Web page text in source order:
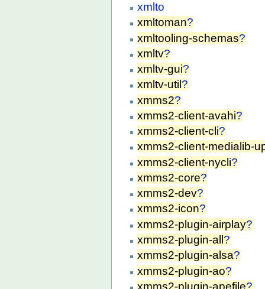
xmlto
xmltoman?
xmltooling-schemas?
xmltv?
xmltv-gui?
xmltv-util ?
xmms2?
xmms2-client-avahi?
xmms2-client-cli?
xmms2-client-medialib-
xmms2-client-nycli?
xmms2-core?
xmms2-dev?
xmms2-icon?
xmms2-plugin-airplay?
xmms2-plugin-all ?
xmms2-plugin-alsa?
xmms2-plugin-ao?
xmms2-plugin-apefile?